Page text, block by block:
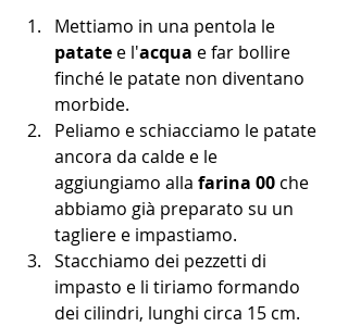
Mettiamo in una pentola le
patate e l'acqua e far bollire
finché le patate non diventano
morbide.
Peliamo e schiacciamo le patate
ancora da calde e le
aggiungiamo alla farina 00 che
abbiamo già preparato su un
tagliere e impastiamo.
Stacchiamo dei pezzetti di
impasto e li tiriamo formando
dei cilindri, lunghi circa 15 cm.